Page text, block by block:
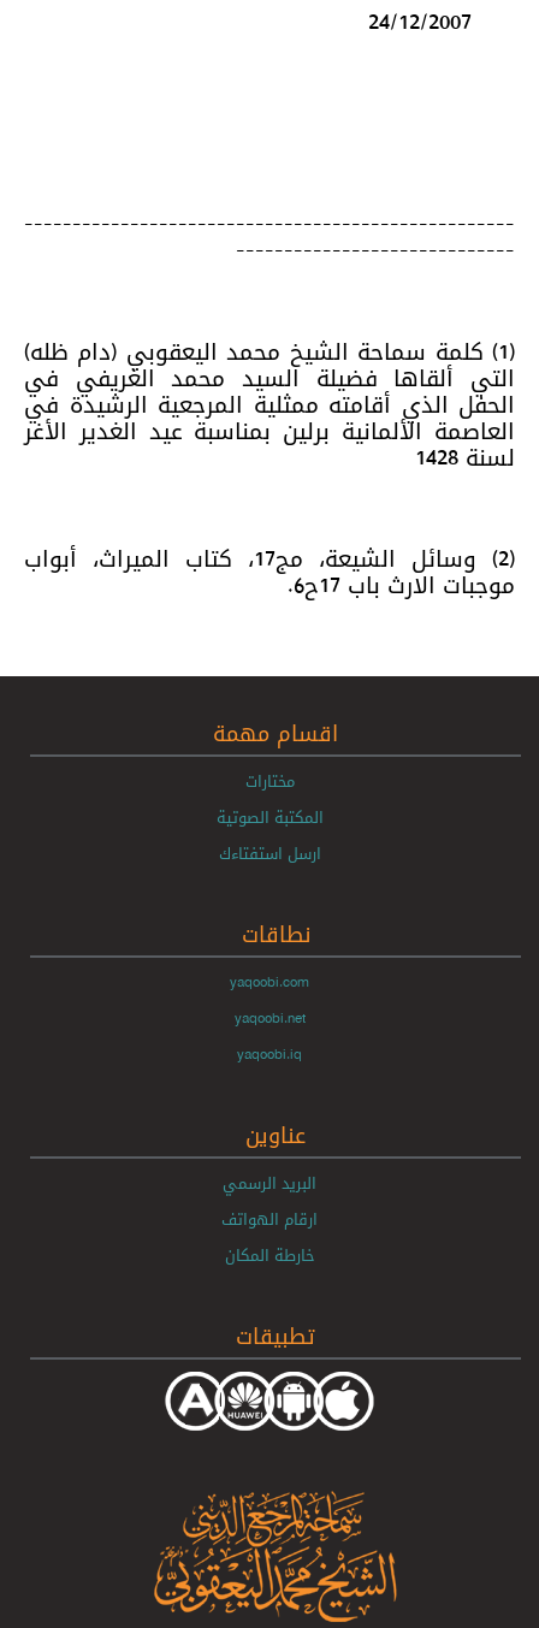
24/12/2007
---------------------------------------------------
-----------------------------
(1) كلمة سماحة الشيخ محمد اليعقوبي (دام ظله)
التي ألقاها فضيلة السيد محمد الغريفي في
الحفل الذي أقامته ممثلية المرجعية الرشيدة في
العاصمة الألمانية برلين بمناسبة عيد الغدير الأغر
لسنة 1428
(2) وسائل الشيعة، مج17، كتاب الميراث، أبواب
موجبات الارث باب 17ح6.
اقسام مهمة
مختارات
المكتبة الصوتية
ارسل استفتاءك
نطاقات
yaqoobi.com
yaqoobi.net
yaqoobi.iq
عناوين
البريد الرسمي
ارقام الهواتف
خارطة المكان
تطبيقات